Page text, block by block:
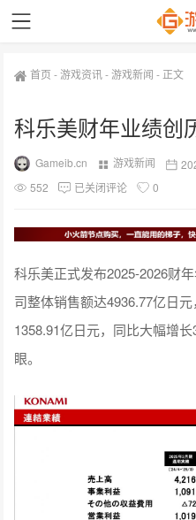
首页 -游戏资讯-游戏新闻 - 正文
科乐美财年业绩创
Gameib.cn 游戏新闻
552
已关闭评论 0
科乐美正式发布2025-2026财
司整体销售额达4936.77亿日
1358.91亿日元，同比大幅增
眼。